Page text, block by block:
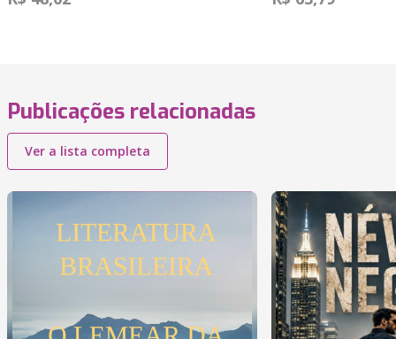
Publicações relacionadas
Ver a lista completa